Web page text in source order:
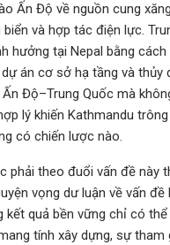
Ấn Độ về nguồn cung
và hợp tác điện lực.
hưởng tại Nepal bằng
án cơ sở hạ tầng và thủy
Độ–Trung Quốc mà
lý khiến Kathmandu
có chiến lược nào.
phải theo đuổi vấn đề này
vọng dư luận về vấn
kết quả bền vững chỉ có
tính xây dựng, sự tham